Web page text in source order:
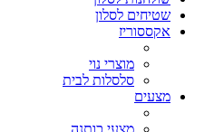
שטיחים לסלון
אקססוריז
מוצרי נוי
סלסלות לבית
מצעים
מצעי כותנה